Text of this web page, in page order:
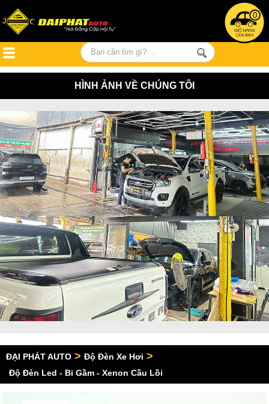
0
HÌNH ẢNH VỀ CHÚNG TÔI
ĐẠI PHÁT AUTO > Độ Đèn Xe Hơi >
Độ Đèn Led - Bi Gầm - Xenon Cầu Lồi